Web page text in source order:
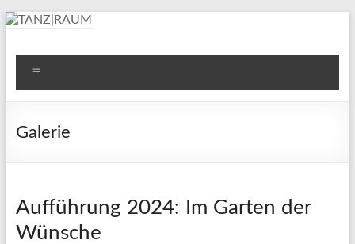
Zum
TANZ|RAUM
Schule für künstlerischen Tanz • Ballettschule
Galerie
Aufführung 2024: Im Garten der
Wünsche